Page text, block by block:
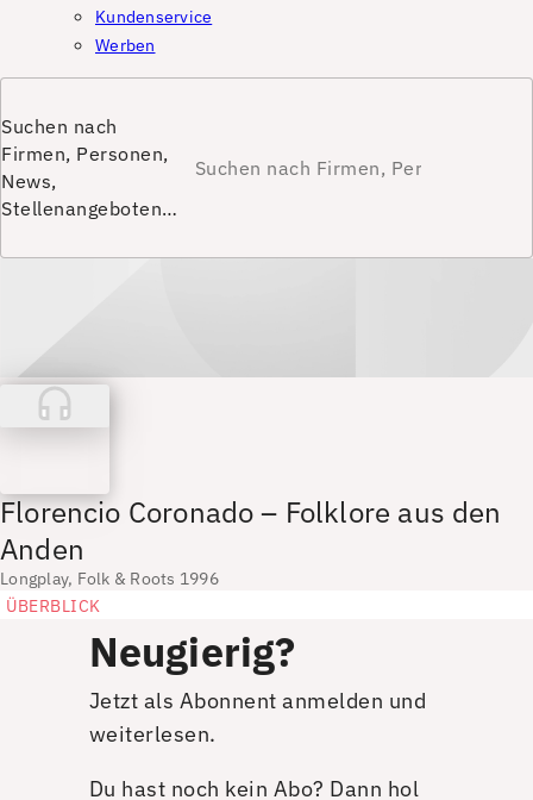
Kundenservice
Werben
Suchen nach
Firmen, Personen,
News,
Stellenangeboten…
Florencio Coronado – Folklore aus den
Anden
Longplay, Folk & Roots 1996
ÜBERBLICK
Neugierig?
Jetzt als Abonnent anmelden und
weiterlesen.
Du hast noch kein Abo? Dann hol